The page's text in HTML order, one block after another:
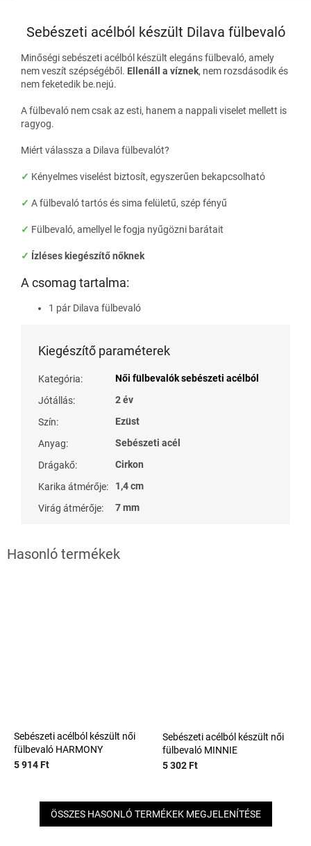
Sebészeti acélból készült Dilava fülbevaló
Minőségi sebészeti acélból készült elegáns fülbevaló, amely
nem veszít szépségéből. Ellenáll a víznek, nem rozsdásodik és
nem feketedik be.nejú.
A fülbevaló nem csak az esti, hanem a nappali viselet mellett is
ragyog.
Miért válassza a Dilava fülbevalót?
✓ Kényelmes viselést biztosít, egyszerűen bekapcsolható
✓ A fülbevaló tartós és sima felületű, szép fényű
✓ Fülbevaló, amellyel le fogja nyűgözni barátait
✓ Ízléses kiegészítő nőknek
A csomag tartalma:
1 pár Dilava fülbevaló
Kiegészítő paraméterek
Kategória:
Női fülbevalók sebészeti acélból
Jótállás:
2 év
Szín:
Ezüst
Anyag:
Sebészeti acél
Drágakő:
Cirkon
Karika átmérője:
1,4 cm
Virág átmérője: 7 mm
Sebészeti acélból készült női
fülbevaló HARMONY
5 914 Ft
Sebészeti acélból készült női
fülbevaló MINNIE
5 302 Ft
ÖSSZES HASONLÓ TERMÉKEK MEGJELENÍTÉSE